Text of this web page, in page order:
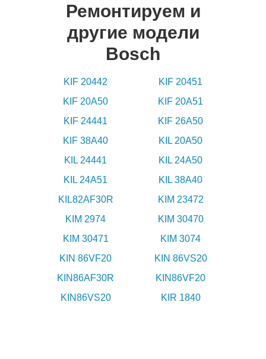
Ремонтируем и
другие модели
Bosch
KIF 20442
KIF 20451
KIF 20A50
KIF 20A51
KIF 24441
KIF 26A50
KIF 38A40
KIL 20A50
KIL 24441
KIL 24A50
KIL 24A51
KIL 38A40
KIL82AF30R
KIM 23472
KIM 2974
KIM 30470
KIM 30471
KIM 3074
KIN 86VF20
KIN 86VS20
KIN86AF30R
KIN86VF20
KIN86VS20
KIR 1840